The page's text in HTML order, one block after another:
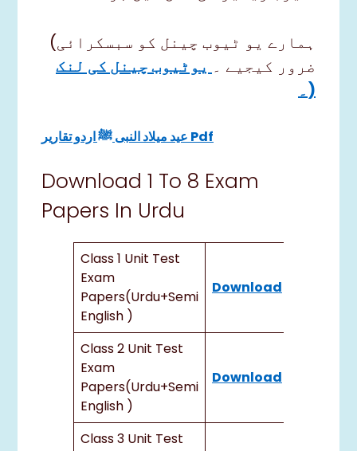
(ہمارے یو ٹیوب چینل کو سبسکرائی
ضرور کیجیے ۔ یوٹیوب چینل کی لنک
۔)
عید میلاد النبی ﷺ اردو تقاریر Pdf
Download 1 To 8 Exam
Papers In Urdu
Class 1 Unit Test
Exam
Papers(urdu+semi
English )
Download
Class 2 Unit Test
Exam
Papers(urdu+semi
English )
Download
Class 3 Unit Test